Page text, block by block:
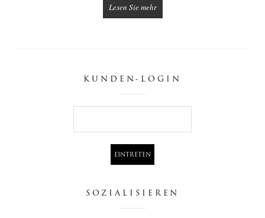
Lesen Sie mehr
KUNDEN-LOGIN
SOZIALISIEREN